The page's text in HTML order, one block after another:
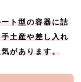
ト型の容器に詰
土産や差し入れ
があります。